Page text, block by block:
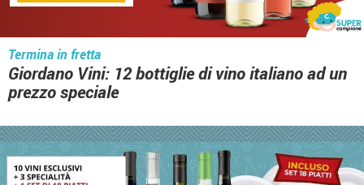
Termina in fretta
Giordano Vini: 12 bottiglie di vino italiano ad un
prezzo speciale